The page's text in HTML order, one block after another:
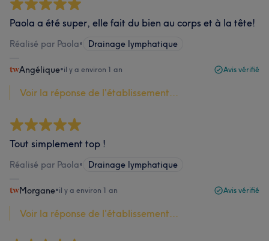
Paola a été super, elle fait du bien au corps et à la tête!
Réalisé par Paola• Drainage lymphatique
Angélique•il y a environ 1 an Avis vérifié
Voir la réponse de l'établissement...
Tout simplement top !
Réalisé par Paola• Drainage lymphatique
Morgane•il y a environ 1 an Avis vérifié
Voir la réponse de l'établissement...